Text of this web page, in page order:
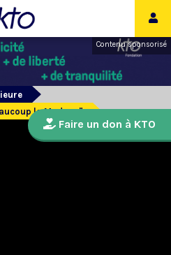
Contenu sponsorisé
la Madone"
Faire un don à KTO